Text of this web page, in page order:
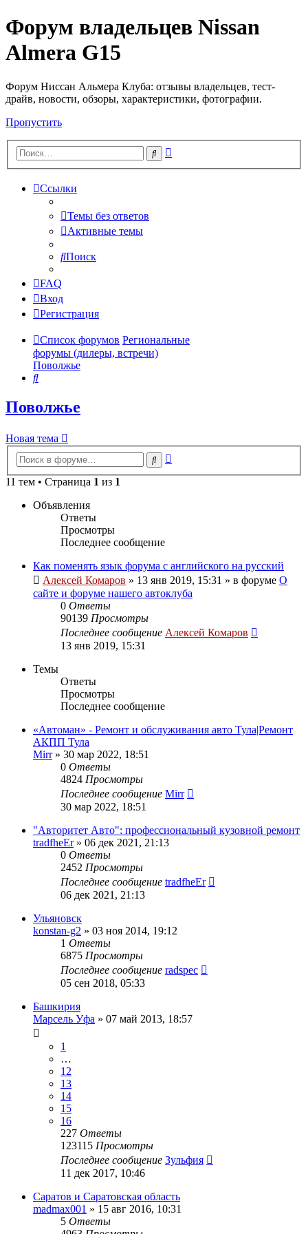
Форум владельцев Nissan
Almera G15
Форум Ниссан Альмера Клуба: отзывы владельцев, тест-
драйв, новости, обзоры, характеристики, фотографии.
Пропустить
Поиск
Ссылки
Темы без ответов
Активные темы
Поиск
FAQ
Вход
Регистрация
Список форумов Региональные
форумы (дилеры, встречи)
Поволжье
Поиск
Поволжье
Новая тема
Поиск
11 тем • Страница 1 из 1
Объявления
Ответы
Просмотры
Последнее сообщение
Как поменять язык форума с английского на русский
Алексей Комаров » 13 янв 2019, 15:31 » в форуме О
сайте и форуме нашего автоклуба
0 Ответы
90139 Просмотры
Последнее сообщение Алексей Комаров
13 янв 2019, 15:31
Темы
Ответы
Просмотры
Последнее сообщение
«Автоман» - Ремонт и обслуживания авто Тула|Ремонт
АКПП Тула
Mirr» 30 мар 2022, 18:51
0 Ответы
4824 Просмотры
Последнее сообщение Mirr
30 мар 2022, 18:51
"Авторитет Авто": профессиональный кузовной ремонт
tradfheEr» 06 дек 2021, 21:13
0 Ответы
2452 Просмотры
Последнее сообщение tradfheEr
06 дек 2021, 21:13
Ульяновск
konstan-g2 » 03 ноя 2014, 19:12
1 Ответы
6875 Просмотры
Последнее сообщение radspec
05 сен 2018, 05:33
Башкирия
Марсель Уфа » 07 май 2013, 18:57
1
…
12
13
14
15
16
227 Ответы
123115 Просмотры
Последнее сообщение Зульфия
11 дек 2017, 10:46
Саратов и Саратовская область
madmax001 » 15 авг 2016, 10:31
5 Ответы